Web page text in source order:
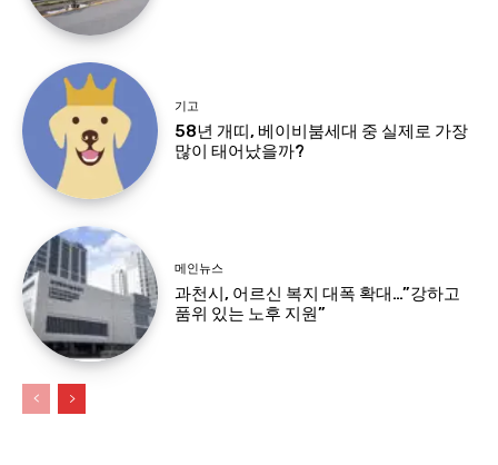
기고
58년 개띠, 베이비붐세대 중 실제로 가장
많이 태어났을까?
메인뉴스
과천시, 어르신 복지 대폭 확대…”강하고
품위 있는 노후 지원”